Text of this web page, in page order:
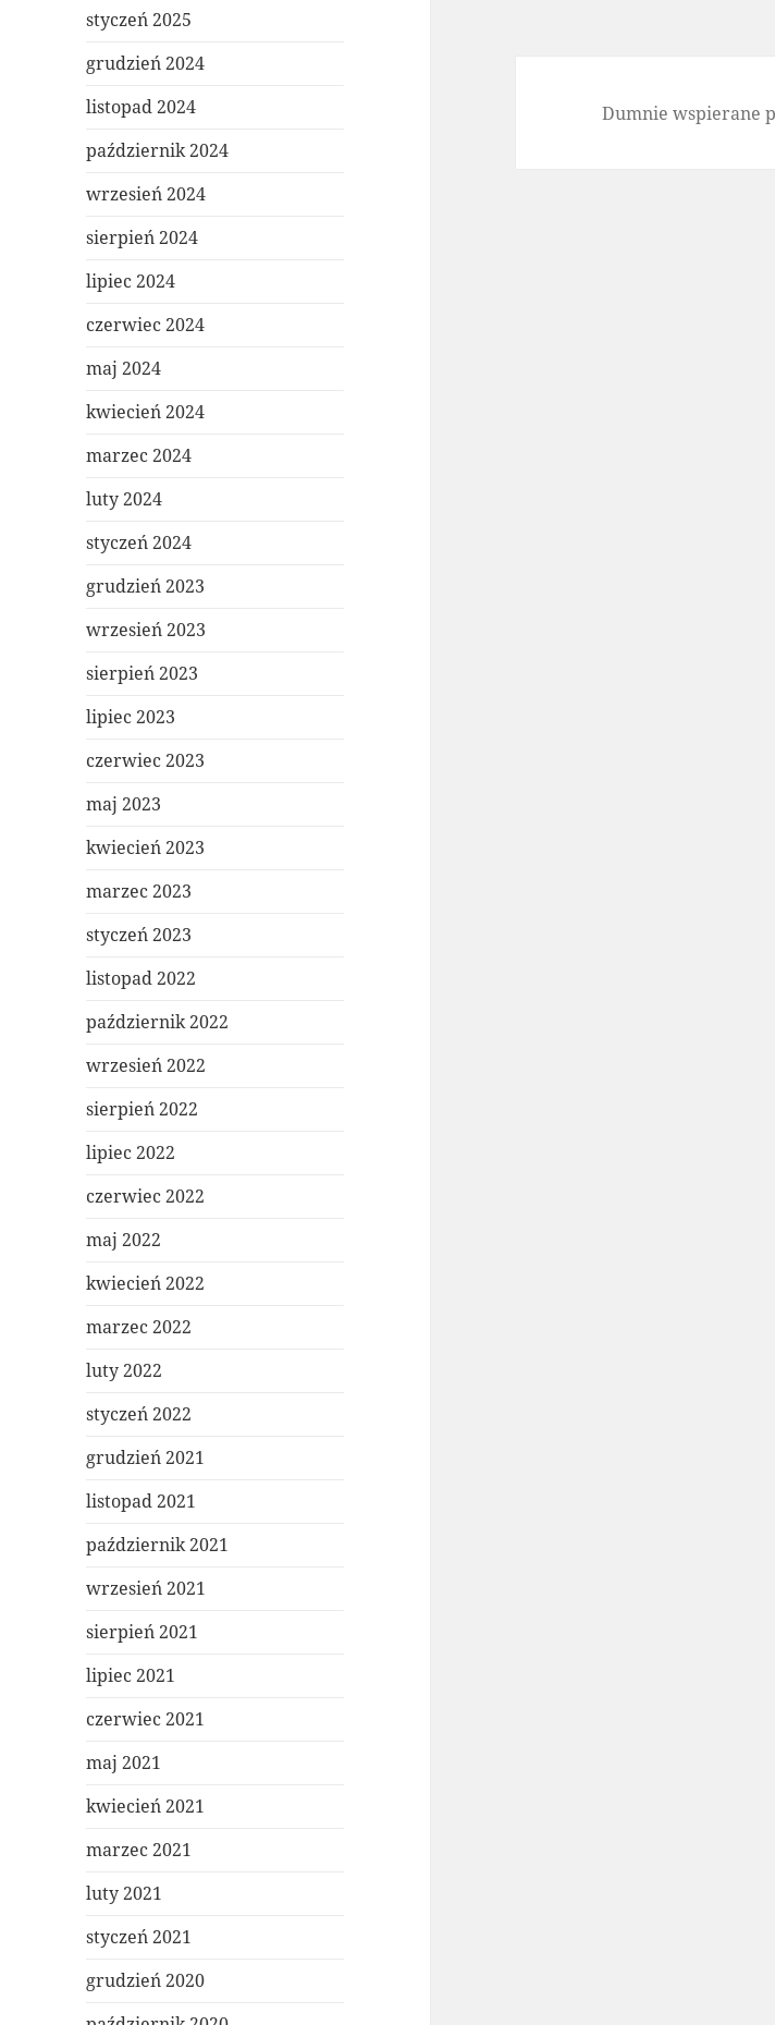
styczeń 2025
grudzień 2024
listopad 2024
październik 2024
wrzesień 2024
sierpień 2024
lipiec 2024
czerwiec 2024
maj 2024
kwiecień 2024
marzec 2024
luty 2024
styczeń 2024
grudzień 2023
wrzesień 2023
sierpień 2023
lipiec 2023
czerwiec 2023
maj 2023
kwiecień 2023
marzec 2023
styczeń 2023
listopad 2022
październik 2022
wrzesień 2022
sierpień 2022
lipiec 2022
czerwiec 2022
maj 2022
kwiecień 2022
marzec 2022
luty 2022
styczeń 2022
grudzień 2021
listopad 2021
październik 2021
wrzesień 2021
sierpień 2021
lipiec 2021
czerwiec 2021
maj 2021
kwiecień 2021
marzec 2021
luty 2021
styczeń 2021
grudzień 2020
Dumnie wspierane